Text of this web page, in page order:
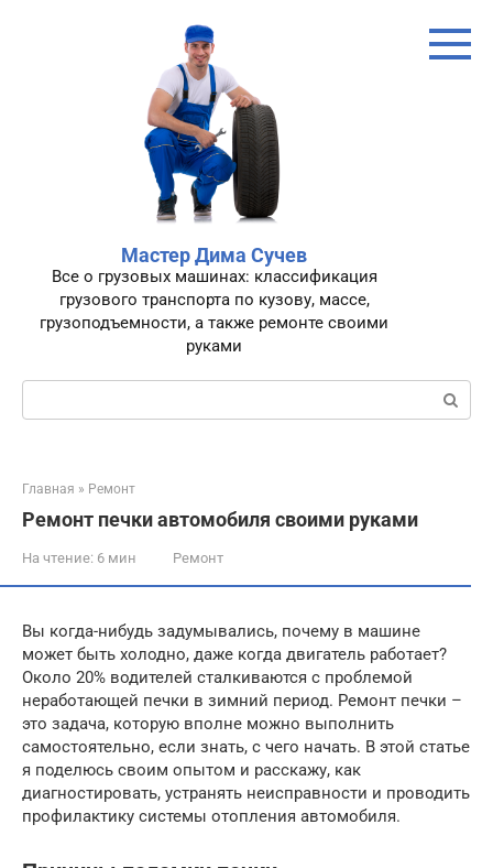
Мастер Дима Сучев
Все о грузовых машинах: классификация
грузового транспорта по кузову, массе,
грузоподъемности, а также ремонте своими
руками
Поиск:
Главная » Ремонт
Ремонт печки автомобиля своими руками
На чтение: 6 мин Ремонт
Вы когда-нибудь задумывались, почему в машине
может быть холодно, даже когда двигатель работает?
Около 20% водителей сталкиваются с проблемой
неработающей печки в зимний период. Ремонт печки –
это задача, которую вполне можно выполнить
самостоятельно, если знать, с чего начать. В этой статье
я поделюсь своим опытом и расскажу, как
диагностировать, устранять неисправности и проводить
профилактику системы отопления автомобиля.